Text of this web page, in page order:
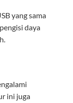
yang sama
daya
ini juga